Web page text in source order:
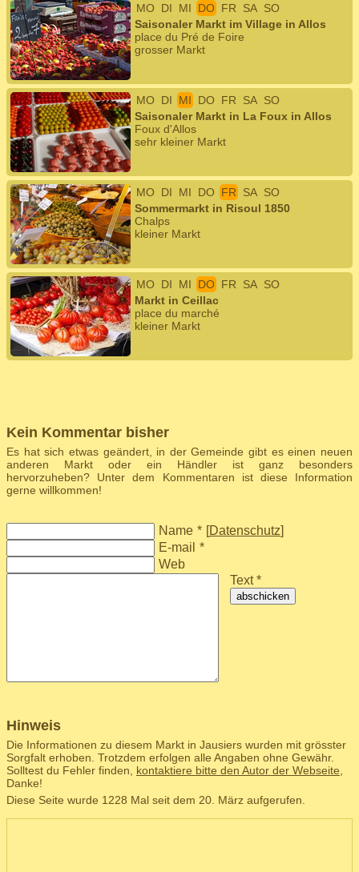
MO DI MI DO FR SA SO
Saisonaler Markt im Village in Allos
place du Pré de Foire
grosser Markt
MO DI MI DO FR SA SO
Saisonaler Markt in La Foux in Allos
Foux d'Allos
sehr kleiner Markt
MO DI MI DO FR SA SO
Sommermarkt in Risoul 1850
Chalps
kleiner Markt
MO DI MI DO FR SA SO
Markt in Ceillac
place du marché
kleiner Markt
Kein Kommentar bisher
Es hat sich etwas geändert, in der Gemeinde gibt es einen neuen
anderen Markt oder ein Händler ist ganz besonders
hervorzuheben? Unter dem Kommentaren ist diese Information
gerne willkommen!
Name * [Datenschutz]
E-mail *
Web
Text *
abschicken
Hinweis
Die Informationen zu diesem Markt in Jausiers wurden mit grösster
Sorgfalt erhoben. Trotzdem erfolgen alle Angaben ohne Gewähr.
Solltest du Fehler finden, kontaktiere bitte den Autor der Webseite
Danke!
Diese Seite wurde 1228 Mal seit dem 20. März aufgerufen.